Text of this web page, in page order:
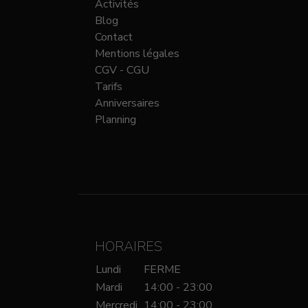
Activités
Blog
Contact
Mentions légales
CGV - CGU
Tarifs
Anniversaires
Planning
HORAIRES
Lundi
FERME
Mardi
14:00 - 23:00